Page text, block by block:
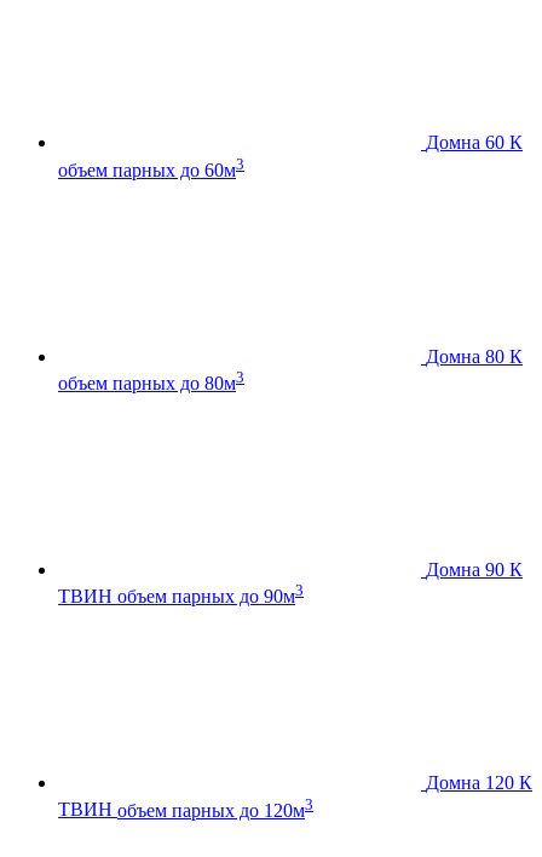
Домна 60 К
объем парных до 60м3
Домна 80 К
объем парных до 80м3
Домна 90 К
ТВИН объем парных до 90м3
Домна 120 К
ТВИН объем парных до 120м3